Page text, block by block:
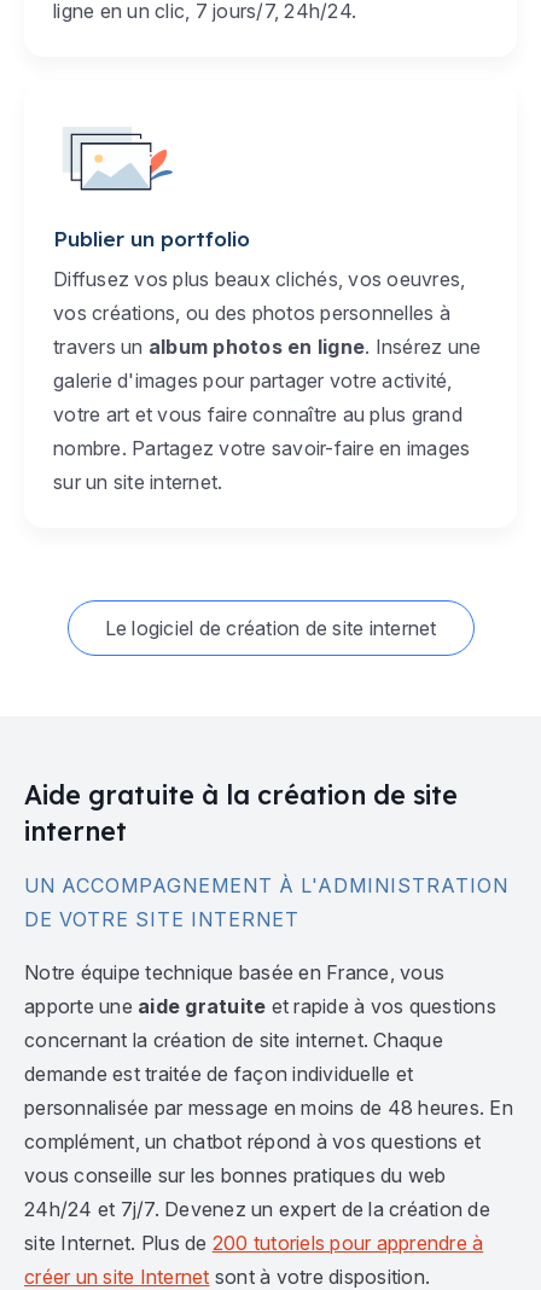
ligne en un clic, 7 jours/7, 24h/24.
Publier un portfolio
Diffusez vos plus beaux clichés, vos oeuvres,
vos créations, ou des photos personnelles à
travers un album photos en ligne. Insérez une
galerie d'images pour partager votre activité,
votre art et vous faire connaître au plus grand
nombre. Partagez votre savoir-faire en images
sur un site internet.
Le logiciel de création de site internet
Aide gratuite à la création de site
internet
UN ACCOMPAGNEMENT À L'ADMINISTRATION
DE VOTRE SITE INTERNET
Notre équipe technique basée en France, vous
apporte une aide gratuite et rapide à vos questions
concernant la création de site internet. Chaque
demande est traitée de façon individuelle et
personnalisée par message en moins de 48 heures. En
complément, un chatbot répond à vos questions et
vous conseille sur les bonnes pratiques du web
24h/24 et 7j/7. Devenez un expert de la création de
site Internet. Plus de 200 tutoriels pour apprendre à
créer un site Internet sont à votre disposition.